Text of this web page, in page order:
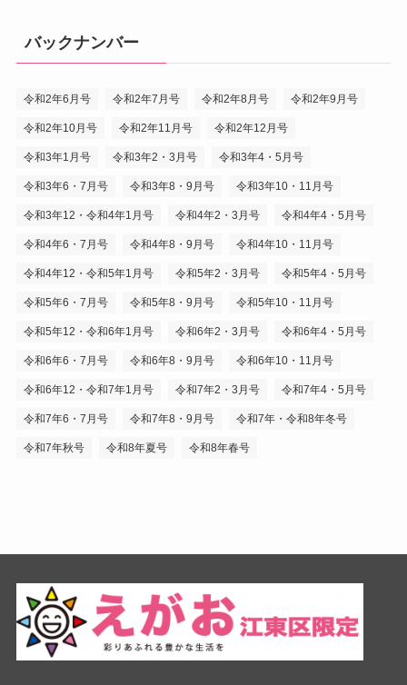
バックナンバー
令和2年6月号 令和2年7月号 令和2年8月号 令和2年9月号
令和2年10月号 令和2年11月号 令和2年12月号
令和3年1月号 令和3年2・3月号 令和3年4・5月号
令和3年6・7月号 令和3年8・9月号 令和3年10・11月号
令和3年12・令和4年1月号 令和4年2・3月号 令和4年4・5月号
令和4年6・7月号 令和4年8・9月号 令和4年10・11月号
令和4年12・令和5年1月号 令和5年2・3月号 令和5年4・5月号
令和5年6・7月号 令和5年8・9月号 令和5年10・11月号
令和5年12・令和6年1月号 令和6年2・3月号 令和6年4・5月号
令和6年6・7月号 令和6年8・9月号 令和6年10・11月号
令和6年12・令和7年1月号 令和7年2・3月号 令和7年4・5月号
令和7年6・7月号 令和7年8・9月号 令和7年・令和8年冬号
令和7年秋号 令和8年夏号 令和8年春号